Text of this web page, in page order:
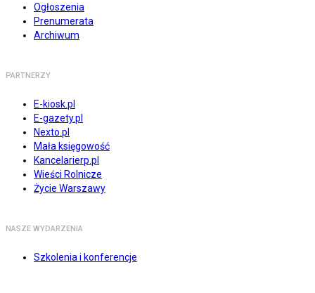
Ogłoszenia
Prenumerata
Archiwum
PARTNERZY
E-kiosk.pl
E-gazety.pl
Nexto.pl
Mała księgowość
Kancelarierp.pl
Wieści Rolnicze
Życie Warszawy
NASZE WYDARZENIA
Szkolenia i konferencje